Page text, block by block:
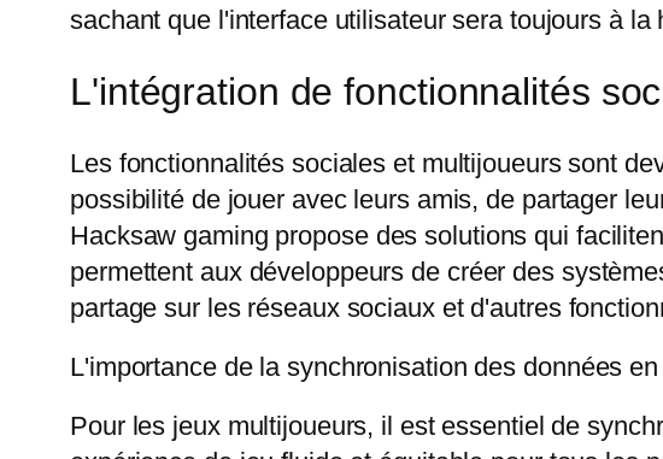
sachant que l'interface utilisateur sera toujours à la
L'intégration de fonctionnalités
Les fonctionnalités sociales et multijoueurs sont
possibilité de jouer avec leurs amis, de partager
Hacksaw gaming propose des solutions qui
permettent aux développeurs de créer des
partage sur les réseaux sociaux et d'autres
L'importance de la synchronisation des données
Pour les jeux multijoueurs, il est essentiel de